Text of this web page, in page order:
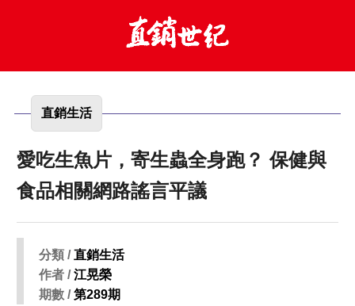
直銷生活
愛吃生魚片，寄生蟲全身跑？ 保健與
食品相關網路謠言平議
分類 /直銷生活
作者 /江晃榮
期數 /第289期